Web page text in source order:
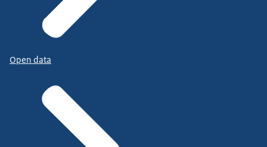
Open data